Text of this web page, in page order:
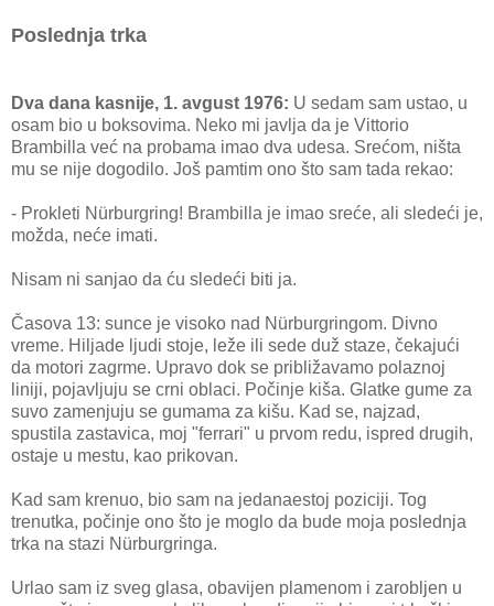
Poslednja trka
Dva dana kasnije, 1. avgust 1976: U sedam sam ustao, u
osam bio u boksovima. Neko mi javlja da je Vittorio
Brambilla već na probama imao dva udesa. Srećom, ništa
mu se nije dogodilo. Još pamtim ono što sam tada rekao:
- Prokleti Nürburgring! Brambilla je imao sreće, ali sledeći je,
možda, neće imati.
Nisam ni sanjao da ću sledeći biti ja.
Časova 13: sunce je visoko nad Nürburgringom. Divno
vreme. Hiljade ljudi stoje, leže ili sede duž staze, čekajući
da motori zagrme. Upravo dok se približavamo polaznoj
liniji, pojavljuju se crni oblaci. Počinje kiša. Glatke gume za
suvo zamenjuju se gumama za kišu. Kad se, najzad,
spustila zastavica, moj "ferrari" u prvom redu, ispred drugih,
ostaje u mestu, kao prikovan.
Kad sam krenuo, bio sam na jedanaestoj poziciji. Tog
trenutka, počinje ono što je moglo da bude moja poslednja
trka na stazi Nürburgringa.
Urlao sam iz sveg glasa, obavijen plamenom i zarobljen u